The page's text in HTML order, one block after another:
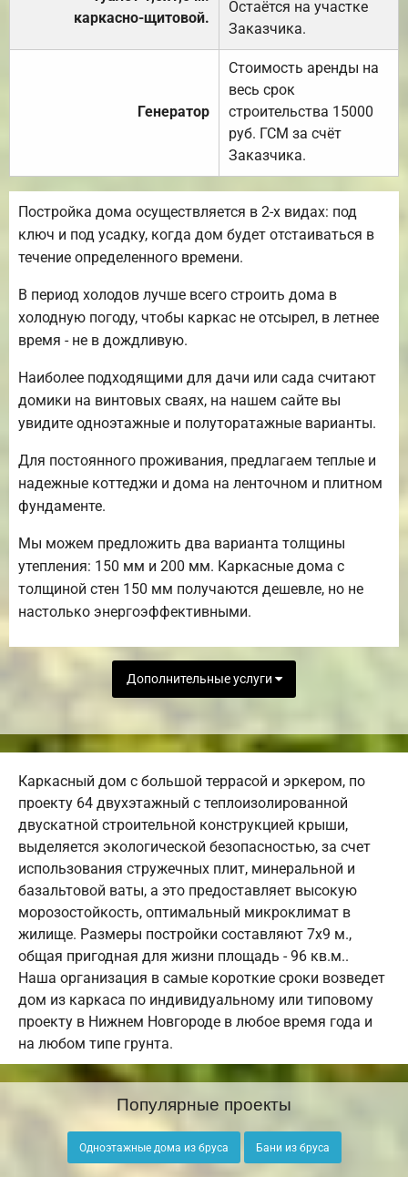
каркасно-щитовой.
Остаётся на участке
Заказчика.
Генератор
Стоимость аренды на
весь срок
строительства 15000
руб. ГСМ за счёт
Заказчика.
Постройка дома осуществляется в 2-х видах: под
ключ и под усадку, когда дом будет отстаиваться в
течение определенного времени.
В период холодов лучше всего строить дома в
холодную погоду, чтобы каркас не отсырел, в летнее
время - не в дождливую.
Наиболее подходящими для дачи или сада считают
домики на винтовых сваях, на нашем сайте вы
увидите одноэтажные и полуторатажные варианты.
Для постоянного проживания, предлагаем теплые и
надежные коттеджи и дома на ленточном и плитном
фундаменте.
Мы можем предложить два варианта толщины
утепления: 150 мм и 200 мм. Каркасные дома с
толщиной стен 150 мм получаются дешевле, но не
настолько энергоэффективными.
Дополнительные услуги
Каркасный дом с большой террасой и эркером, по
проекту 64 двухэтажный с теплоизолированной
двускатной строительной конструкцией крыши,
выделяется экологической безопасностью, за счет
использования стружечных плит, минеральной и
базальтовой ваты, а это предоставляет высокую
морозостойкость, оптимальный микроклимат в
жилище. Размеры постройки составляют 7х9 м.,
общая пригодная для жизни площадь - 96 кв.м..
Наша организация в самые короткие сроки возведет
дом из каркаса по индивидуальному или типовому
проекту в Нижнем Новгороде в любое время года и
на любом типе грунта.
Популярные проекты
Одноэтажные дома из бруса Бани из бруса